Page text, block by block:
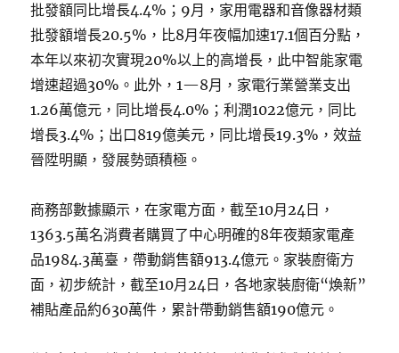
批發額同比增長4.4%；9月，家用電器和音像器材類
批發額增長20.5%，比8月年夜幅加速17.1個百分點，
本年以來初次實現20%以上的高增長，此中智能家電
增速超過30%。此外，1—8月，家電行業營業支出
1.26萬億元，同比增長4.0%；利潤1022億元，同比
增長3.4%；出口819億美元，同比增長19.3%，效益
晉陞明顯，發展勢頭積極。
商務部數據顯示，在家電方面，截至10月24日，
1363.5萬名消費者購買了中心明確的8年夜類家電產
品1984.3萬臺，帶動銷售額913.4億元。家裝廚衛方
面，初步統計，截至10月24日，各地家裝廚衛“煥新”
補貼產品約630萬件，累計帶動銷售額190億元。